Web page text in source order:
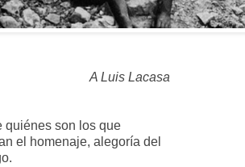
A Luis Lacasa
quiénes son los que
el homenaje, alegoría del